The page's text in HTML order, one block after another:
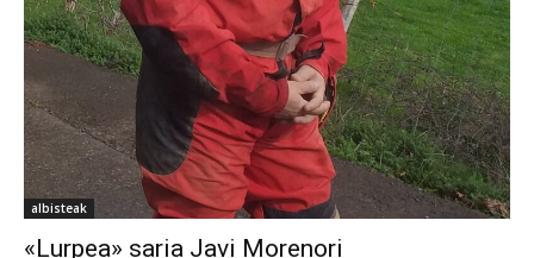
albisteak
«Lurpea» saria Javi Morenori